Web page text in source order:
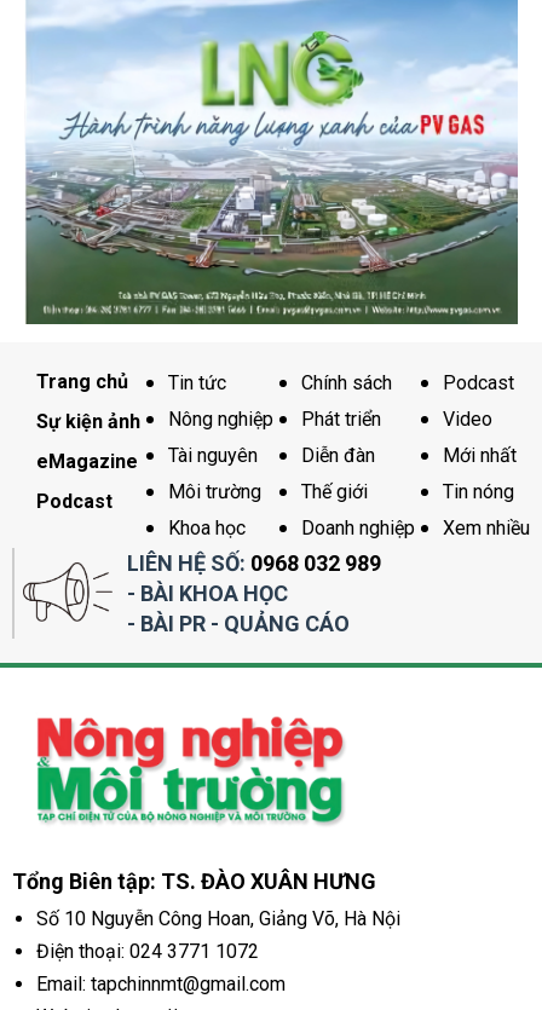
Trang chủ
Sự kiện ảnh
eMagazine
Podcast
Tin tức
Nông nghiệp
Tài nguyên
Môi trường
Khoa học
Chính sách
Phát triển
Diễn đàn
Thế giới
Doanh nghiệp
Podcast
Video
Mới nhất
Tin nóng
Xem nhiều
LIÊN HỆ SỐ: 0968 032 989
- BÀI KHOA HỌC
- BÀI PR - QUẢNG CÁO
Tổng Biên tập: TS. ĐÀO XUÂN HƯNG
Số 10 Nguyễn Công Hoan, Giảng Võ, Hà Nội
Điện thoại: 024 3771 1072
Email: tapchinnmt@gmail.com